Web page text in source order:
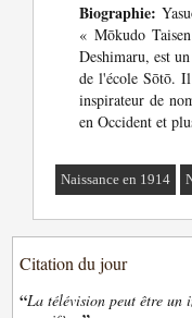
Biographie:
« Mōkudo
Deshimaru, est
de l'école Sōtō.
inspirateur de
en Occident et
Naissance en 1914
Citation du jour
“La télévision peut être un